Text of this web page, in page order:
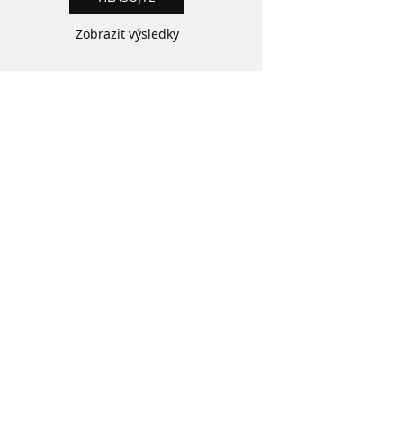
Zobrazit výsledky